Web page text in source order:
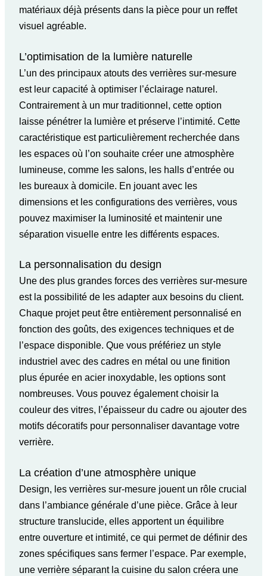
matériaux déjà présents dans la pièce pour un reffet
visuel agréable.
L’optimisation de la lumière naturelle
L’un des principaux atouts des verrières sur-mesure
est leur capacité à optimiser l’éclairage naturel.
Contrairement à un mur traditionnel, cette option
laisse pénétrer la lumière et préserve l’intimité. Cette
caractéristique est particulièrement recherchée dans
les espaces où l’on souhaite créer une atmosphère
lumineuse, comme les salons, les halls d’entrée ou
les bureaux à domicile. En jouant avec les
dimensions et les configurations des verrières, vous
pouvez maximiser la luminosité et maintenir une
séparation visuelle entre les différents espaces.
La personnalisation du design
Une des plus grandes forces des verrières sur-mesure
est la possibilité de les adapter aux besoins du client.
Chaque projetpeut être entièrement personnalisé en
fonction des goûts, des exigences techniques et de
l’espace disponible. Que vous préfériez un style
industriel avec des cadres en métal ou une finition
plus épurée en acier inoxydable, les options sont
nombreuses. Vous pouvez également choisir la
couleur des vitres, l’épaisseur du cadre ou ajouter des
motifs décoratifs pour personnaliser davantage votre
verrière.
La création d’une atmosphère unique
Design, les verrières sur-mesure jouent un rôle crucial
dans l’ambiance générale d’une pièce. Grâce à leur
structure translucide, elles apportent un équilibre
entre ouverture et intimité, ce qui permet de définir des
zones spécifiques sans fermer l’espace. Par exemple,
une verrière séparant la cuisine du salon créera une